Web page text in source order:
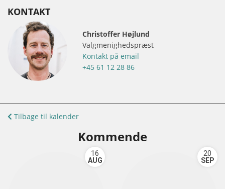
KONTAKT
Christoffer Højlund
Valgmenighedspræst
Kontakt på email
+45 61 12 28 86
Tilbage til kalender
Kommende
16
AUG
20
SEP